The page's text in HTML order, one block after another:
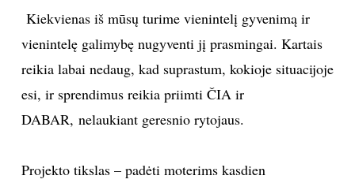
KNYGOS
VIRTUVĖ
Kiekvienas iš mūsų turime vienintelį gyvenimą ir
vienintelę galimybę nugyventi jį prasmingai. Kartais
reikia labai nedaug, kad suprastum, kokioje situacijoje
esi, ir sprendimus reikia priimti ČIA ir
DABAR, nelaukiant geresnio rytojaus.
Projekto tikslas – padėti moterims kasdien